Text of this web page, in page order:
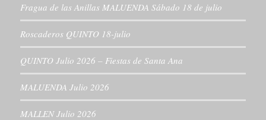
Fragua de las Anillas MALUENDA Sábado 18 de julio
Roscaderos QUINTO 18-julio
QUINTO Julio 2026 – Fiestas de Santa Ana
MALUENDA Julio 2026
MALLEN Julio 2026